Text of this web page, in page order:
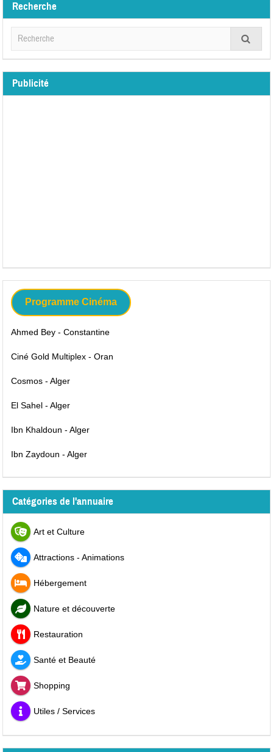
Recherche
Publicité
Programme Cinéma
Ahmed Bey - Constantine
Ciné Gold Multiplex - Oran
Cosmos - Alger
El Sahel - Alger
Ibn Khaldoun - Alger
Ibn Zaydoun - Alger
Catégories de l'annuaire
Art et Culture
Attractions - Animations
Hébergement
Nature et découverte
Restauration
Santé et Beauté
Shopping
Utiles / Services